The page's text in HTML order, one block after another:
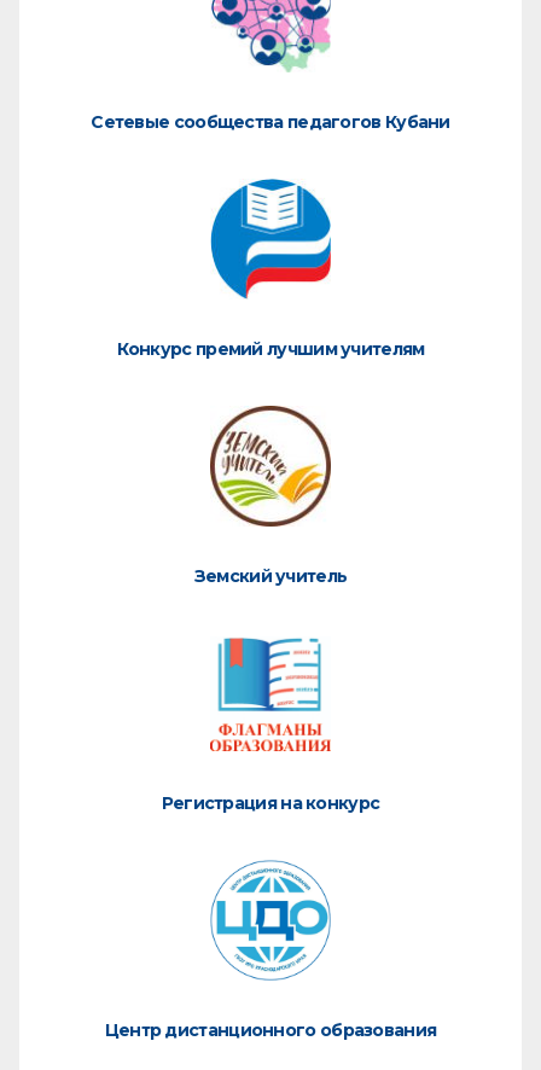
Сетевые сообщества педагогов Кубани
Конкурс премий лучшим учителям
Земский учитель
Регистрация на конкурс
Центр дистанционного образования